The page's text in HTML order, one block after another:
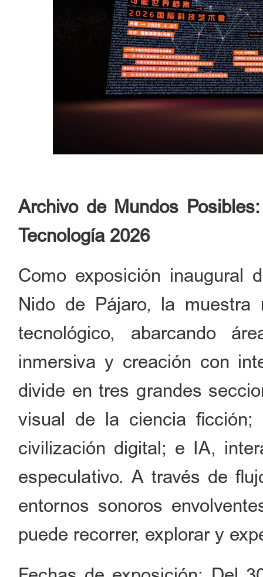
Archivo de Mundos
Tecnología 2026
Como exposición inaugural
Nido de Pájaro, la
tecnológico, abarcando
inmersiva y creación con
divide en tres grandes
visual de la ciencia
civilización digital; e IA,
especulativo. A través de
entornos sonoros
puede recorrer, explorar y